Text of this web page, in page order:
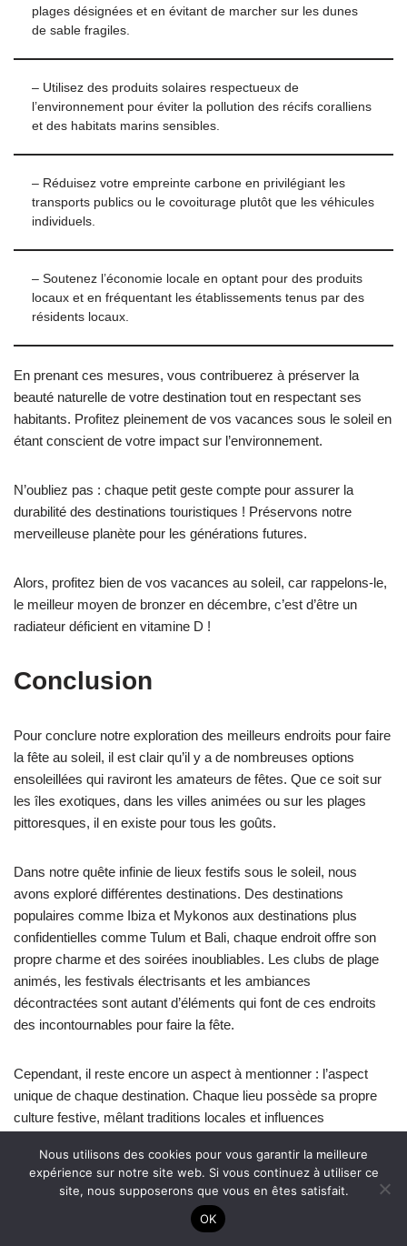
plages désignées et en évitant de marcher sur les dunes
de sable fragiles.
– Utilisez des produits solaires respectueux de
l’environnement pour éviter la pollution des récifs coralliens
et des habitats marins sensibles.
– Réduisez votre empreinte carbone en privilégiant les
transports publics ou le covoiturage plutôt que les véhicules
individuels.
– Soutenez l’économie locale en optant pour des produits
locaux et en fréquentant les établissements tenus par des
résidents locaux.
En prenant ces mesures, vous contribuerez à préserver la
beauté naturelle de votre destination tout en respectant ses
habitants. Profitez pleinement de vos vacances sous le soleil en
étant conscient de votre impact sur l’environnement.
N’oubliez pas : chaque petit geste compte pour assurer la
durabilité des destinations touristiques ! Préservons notre
merveilleuse planète pour les générations futures.
Alors, profitez bien de vos vacances au soleil, car rappelons-le,
le meilleur moyen de bronzer en décembre, c’est d’être un
radiateur déficient en vitamine D !
Conclusion
Pour conclure notre exploration des meilleurs endroits pour faire
la fête au soleil, il est clair qu’il y a de nombreuses options
ensoleillées qui raviront les amateurs de fêtes. Que ce soit sur
les îles exotiques, dans les villes animées ou sur les plages
pittoresques, il en existe pour tous les goûts.
Dans notre quête infinie de lieux festifs sous le soleil, nous
avons exploré différentes destinations. Des destinations
populaires comme Ibiza et Mykonos aux destinations plus
confidentielles comme Tulum et Bali, chaque endroit offre son
propre charme et des soirées inoubliables. Les clubs de plage
animés, les festivals électrisants et les ambiances
décontractées sont autant d’éléments qui font de ces endroits
des incontournables pour faire la fête.
Cependant, il reste encore un aspect à mentionner : l’aspect
unique de chaque destination. Chaque lieu possède sa propre
culture festive, mêlant traditions locales et influences
pouvez participer à une samba rythmée lors du célèbre
carnaval, tandis qu’à Saint-Tropez en France, vous pouvez
danser toute la nuit dans des clubs exclusifs fréquentés par des
Nous utilisons des cookies pour vous garantir la meilleure
expérience sur notre site web. Si vous continuez à utiliser ce
site, nous supposerons que vous en êtes satisfait.
OK